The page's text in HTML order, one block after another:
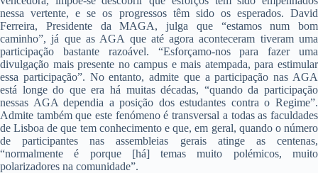
nessa vertente, e se os progressos têm sido os esperados. David
Ferreira, Presidente da MAGA, julga que “estamos num bom
caminho”, já que as AGA que até agora aconteceram tiveram uma
participação bastante razoável. “Esforçamo-nos para fazer uma
divulgação mais presente no campus e mais atempada, para estimular
essa participação”. No entanto, admite que a participação nas AGA
está longe do que era há muitas décadas, “quando da participação
nessas AGA dependia a posição dos estudantes contra o Regime”.
Admite também que este fenómeno é transversal a todas as faculdades
de Lisboa de que tem conhecimento e que, em geral, quando o número
de participantes nas assembleias gerais atinge as centenas,
“normalmente é porque [há] temas muito polémicos, muito
polarizadores na comunidade”.